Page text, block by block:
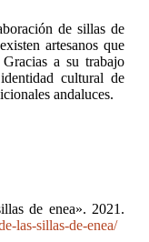
de sillas de
artesanos que
a su trabajo
cultural de
andaluces.
de enea». 2021.
las-sillas-de-enea/